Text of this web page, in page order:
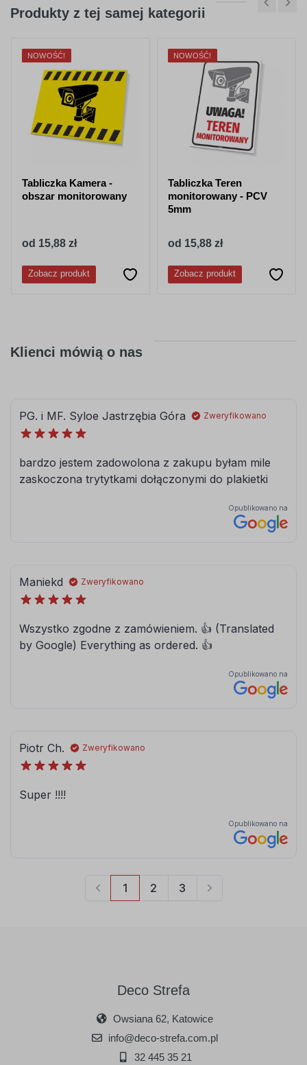
Produkty z tej samej kategorii
NOWOŚĆ!
Tabliczka Kamera -
obszar monitorowany
od 15,88 zł
Zobacz produkt
NOWOŚĆ!
Tabliczka Teren
monitorowany - PCV
5mm
od 15,88 zł
Zobacz produkt
Klienci mówią o nas
Deco Strefa
Owsiana 62, Katowice
info@deco-strefa.com.pl
32 445 35 21